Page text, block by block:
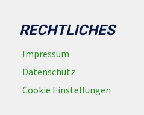
RECHTLICHES
Impressum
Datenschutz
Cookie Einstellungen